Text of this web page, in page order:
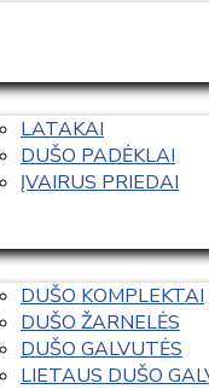
LATAKAI
DUŠO PADĖKLAI
ĮVAIRUS PRIEDAI
DUŠO KOMPLEKTAI
DUŠO ŽARNELĖS
DUŠO GALVUTĖS
LIETAUS DUŠO